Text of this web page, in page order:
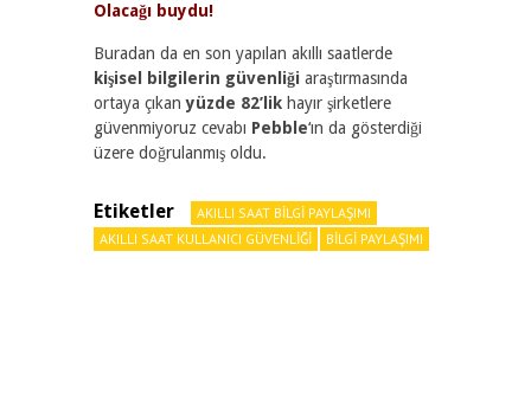
Olacağı buydu!
Buradan da en son yapılan akıllı saatlerde
kişisel bilgilerin güvenliği araştırmasında
ortaya çıkanyüzde 82’lik hayır şirketlere
güvenmiyoruz cevabı Pebble‘ın da gösterdiği
üzere doğrulanmış oldu.
Etiketler
AKILLI SAAT BILGI PAYLAŞIMI
AKILLI SAAT KULLANICI GÜVENLIĞI
BILGI PAYLAŞIMI